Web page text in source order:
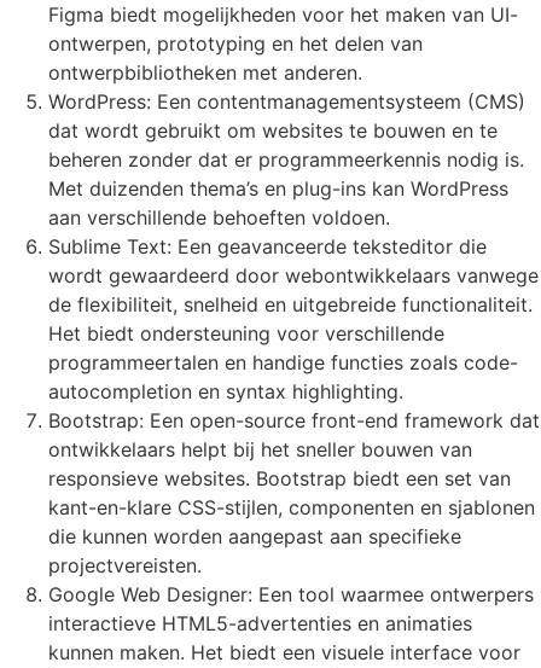
Figma biedt mogelijkheden voor het maken van UI-
ontwerpen, prototyping en het delen van
ontwerpbibliotheken met anderen.
WordPress: Een contentmanagementsysteem (CMS)
dat wordt gebruikt om websites te bouwen en te
beheren zonder dat er programmeerkennis nodig is.
Met duizenden thema’s en plug-ins kan WordPress
aan verschillende behoeften voldoen.
Sublime Text: Een geavanceerde teksteditor die
wordt gewaardeerd door webontwikkelaars vanwege
de flexibiliteit, snelheid en uitgebreide functionaliteit.
Het biedt ondersteuning voor verschillende
programmeertalen en handige functies zoals code-
autocompletion en syntax highlighting.
Bootstrap: Een open-source front-end framework dat
ontwikkelaars helpt bij het sneller bouwen van
responsieve websites. Bootstrap biedt een set van
kant-en-klare CSS-stijlen, componenten en sjablonen
die kunnen worden aangepast aan specifieke
projectvereisten.
Google Web Designer: Een tool waarmee ontwerpers
interactieve HTML5-advertenties en animaties
kunnen maken. Het biedt een visuele interface voor